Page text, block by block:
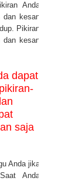
Anda
dan kesan
Pikiran
dan kesan
dapat
saja
Anda jika
Anda